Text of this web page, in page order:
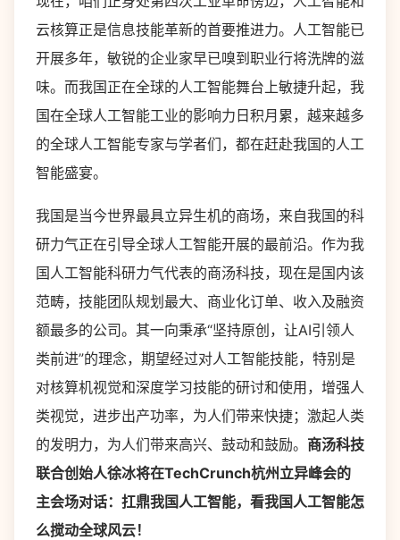
云核算正是信息技能革新的首要推进力。人工智能已
开展多年，敏锐的企业家早已嗅到职业行将洗牌的滋
味。而我国正在全球的人工智能舞台上敏捷升起，我
国在全球人工智能工业的影响力日积月累，越来越多
的全球人工智能专家与学者们，都在赶赴我国的人工
智能盛宴。
我国是当今世界最具立异生机的商场，来自我国的科
研力气正在引导全球人工智能开展的最前沿。作为我
国人工智能科研力气代表的商汤科技，现在是国内该
范畴，技能团队规划最大、商业化订单、收入及融资
额最多的公司。其一向秉承“坚持原创，让AI引领人
类前进”的理念，期望经过对人工智能技能，特别是
对核算机视觉和深度学习技能的研讨和使用，增强人
类视觉，进步出产功率，为人们带来快捷；激起人类
的发明力，为人们带来高兴、鼓动和鼓励。 商汤科技
联合创始人徐冰将在TechCrunch杭州立异峰会的
主会场对话：扛鼎我国人工智能，看我国人工智能怎
么搅动全球风云！